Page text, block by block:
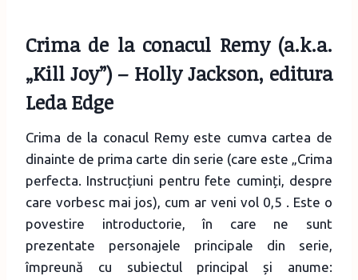
Crima de la conacul Remy (a.k.a.
„Kill Joy”) – Holly Jackson, editura
Leda Edge
Crima de la conacul Remy este cumva cartea de
dinainte de prima carte din serie (care este „Crima
perfecta. Instrucțiuni pentru fete cuminți, despre
care vorbesc mai jos), cum ar veni vol 0,5 . Este o
povestire introductorie, în care ne sunt
prezentate personajele principale din serie,
împreună cu subiectul principal și anume: